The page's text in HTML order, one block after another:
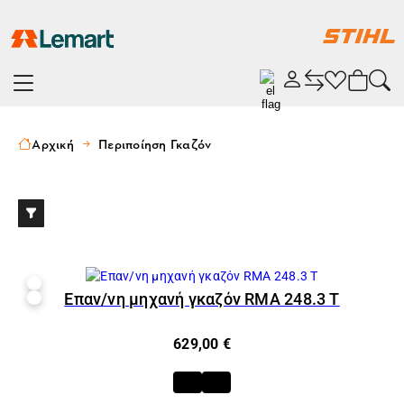
Αρχική Περιποίηση Γκαζόν
Επαν/νη μηχανή γκαζόν RMA 248.3 T
629,00 €